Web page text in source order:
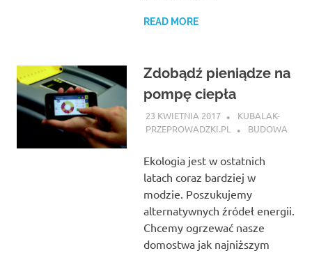
READ MORE
Zdobądź pieniądze na
pompę ciepła
23 KWIETNIA 2017
KUBALAK-
PRZEPROWADZKI.PL
BUDOWA
Ekologia jest w ostatnich
latach coraz bardziej w
modzie. Poszukujemy
alternatywnych źródeł energii.
Chcemy ogrzewać nasze
domostwa jak najniższym